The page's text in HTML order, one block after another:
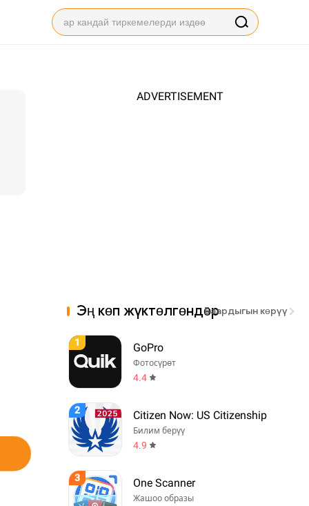
ADVERTISEMENT
Эң көп жүктөлгөндөрБаардыгын көрүү
1 GoPro
Фотосүрөт
4.4
2 Citizen Now: US Citizenship
Билим берүү
4.9
3 One Scanner
Жашоо образы